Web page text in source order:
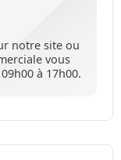
notre site ou
vous
à 17h00.